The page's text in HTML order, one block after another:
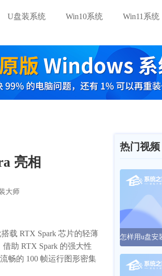
U盘装系统 Win10系统 Win11系统
亮相
大师
载 RTX Spark 芯片的轻薄
助 RTX Spark 的强大性
畅的 100 帧运行图形密集
热门视频